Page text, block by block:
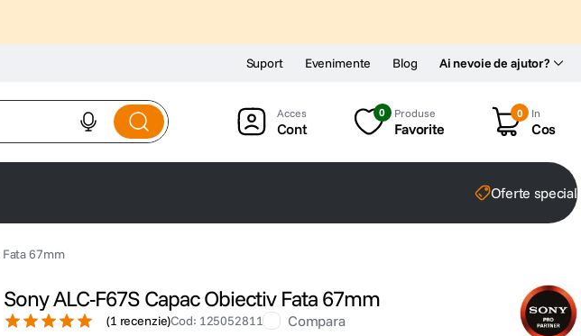
Ai nevoie de ajutor?
Suport Evenimente Blog
Cont
0 Produse
Favorite
0 In
Cos
Oferte
Fata 67mm
Sony ALC-F67S Capac Obiectiv Fata 67mm
(1 recenzie)Cod: 125052811 Compara